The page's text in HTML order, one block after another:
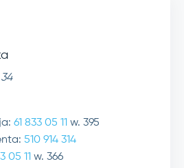
61 833 05 11 w. 395
510 914 314
05 11 w. 366